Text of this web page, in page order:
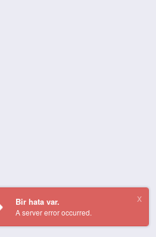
Bir hata var.
A server error occurred.